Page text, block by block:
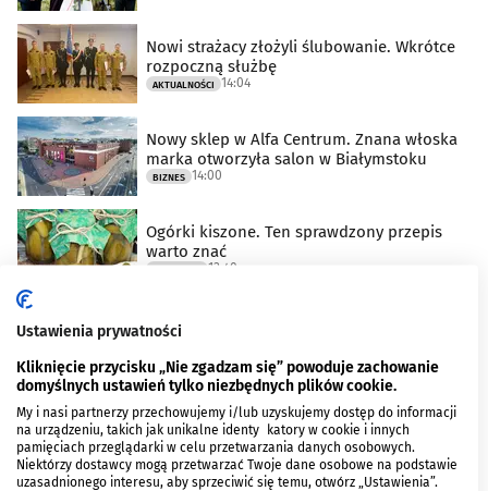
Nowi strażacy złożyli ślubowanie. Wkrótce
rozpoczną służbę
AKTUALNOŚCI 14:04
Nowy sklep w Alfa Centrum. Znana włoska
marka otworzyła salon w Białymstoku
BIZNES 14:00
Ogórki kiszone. Ten sprawdzony przepis
warto znać
13:40
Historyczna koszulka Jagiellonii trafi do
KULTURA I ROZRYWKA 13:03
WIĘCEJ WIADOMOŚCI
Ustawienia prywatności
Kliknięcie przycisku „Nie zgadzam się” powoduje zachowanie
domyślnych ustawień tylko niezbędnych plików cookie.
My i nasi partnerzy przechowujemy i/lub uzyskujemy dostęp do informacji
na urządzeniu, takich jak unikalne identyfikatory w cookie i innych
pamięciach przeglądarki w celu przetwarzania danych osobowych.
Niektórzy dostawcy mogą przetwarzać Twoje dane osobowe na podstawie
uzasadnionego interesu, aby sprzeciwić się temu, otwórz „Ustawienia”.